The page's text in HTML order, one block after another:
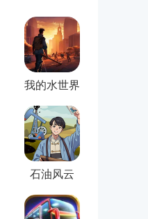
我的水世界
求生
石油风云